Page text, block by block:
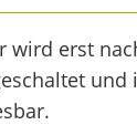
wird erst
und